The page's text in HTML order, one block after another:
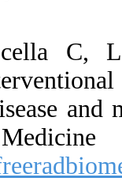
9. Violi
Pignatelli
Biology
[